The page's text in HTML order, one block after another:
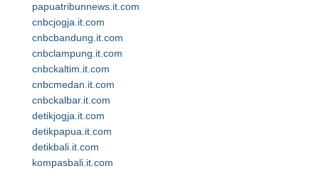
papuatribunnews.it.com
cnbcjogja.it.com
cnbcbandung.it.com
cnbclampung.it.com
cnbckaltim.it.com
cnbcmedan.it.com
cnbckalbar.it.com
detikjogja.it.com
detikpapua.it.com
detikbali.it.com
kompasbali.it.com